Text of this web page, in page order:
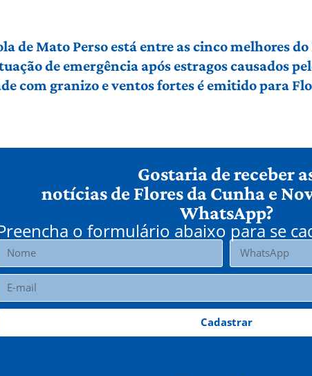
de Mato Perso está entre as cinco melhores
de emergência após estragos causados
com granizo e ventos fortes é emitido para
Gostaria de receber
notícias de Flores da Cunha e
WhatsApp?
o formulário abaixo para se
Cadastrar